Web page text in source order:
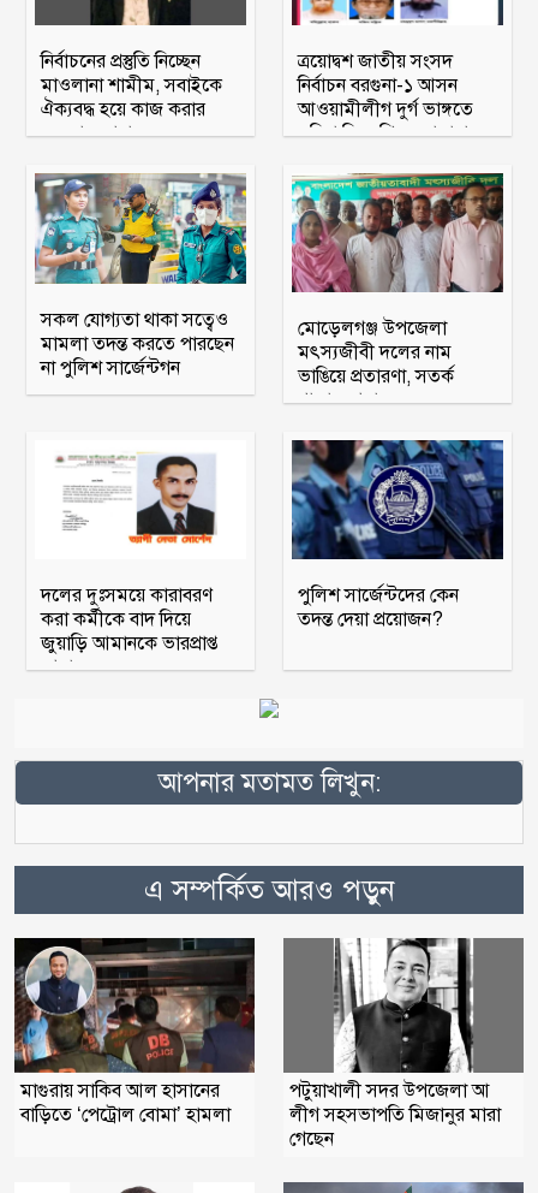
নির্বাচনের প্রস্তুতি নিচ্ছেন
মাওলানা শামীম, সবাইকে
ঐক্যবদ্ধ হয়ে কাজ করার
অহব্বান জানান
ত্রয়োদ্বশ জাতীয় সংসদ
নির্বাচন বরগুনা-১ আসন
আওয়ামীলীগ দুর্গ ভাঙ্গতে
মরিয়া বিএনপি ও জামায়াত
সকল যোগ্যতা থাকা সত্বেও
মামলা তদন্ত করতে পারছেন
না পুলিশ সার্জেন্টগন
মোড়েলগঞ্জ উপজেলা
মৎস্যজীবী দলের নাম
ভাঙিয়ে প্রতারণা, সতর্ক
থাকার আহ্বান
দলের দুঃসময়ে কারাবরণ
করা কর্মীকে বাদ দিয়ে
জুয়াড়ি আমানকে ভারপ্রাপ্ত
আহ্বায়ক
পুলিশ সার্জেন্টদের কেন
তদন্ত দেয়া প্রয়োজন?
আপনার মতামত লিখুন:
এ সম্পর্কিত আরও পড়ুন
মাগুরায় সাকিব আল হাসানের
বাড়িতে ‘পেট্রোল বোমা’ হামলা
পটুয়াখালী সদর উপজেলা আ
লীগ সহসভাপতি মিজানুর মারা
গেছেন